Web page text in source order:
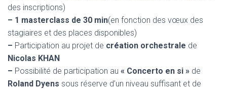
des inscriptions)
– 1 masterclass de 30 min(en fonction des vœux des
stagiaires et des places disponibles)
– Participation au projet de création orchestrale de
Nicolas KHAN
– Possibilité de participation au « Concerto en si » de
Roland Dyens sous réserve d’un niveau suffisant et de